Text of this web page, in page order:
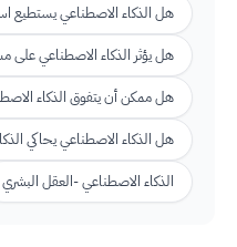
هل الذكاء الاصطناعي يستطيع
هل يؤثر الذكاء الاصطناعي على
هل ممكن أن يتفوق الذكاء
هل الذكاء الاصطناعي يحاكي
الذكاء الاصطناعي -العقل البشري